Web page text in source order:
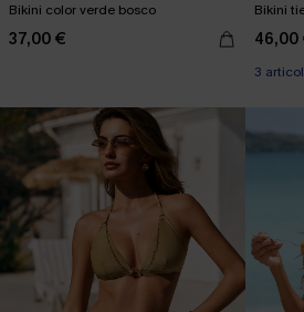
Bikini color verde bosco
37,00 €
Bikini
46,00
3